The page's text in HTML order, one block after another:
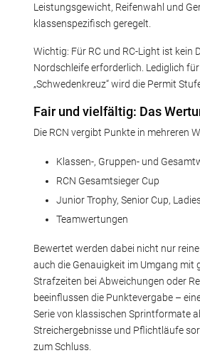
Leistungsgewicht, Reifenwahl und
klassenspezifisch geregelt.
Wichtig: Für RC und RC-Light ist kein
Nordschleife erforderlich. Lediglich
„Schwedenkreuz“ wird die Permit
Fair und vielfältig: Das
Die RCN vergibt Punkte in mehreren
Klassen-, Gruppen- und
RCN Gesamtsieger Cup
Junior Trophy, Senior Cup,
Teamwertungen
Bewertet werden dabei nicht nur
auch die Genauigkeit im Umgang mit
Strafzeiten bei Abweichungen oder
beeinflussen die Punktevergabe –
Serie von klassischen Sprintformate
Streichergebnisse und Pflichtläufe
zum Schluss.